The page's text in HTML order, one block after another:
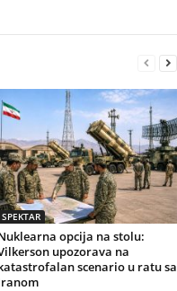
SPEKTAR
opcija na stolu:
upozorava na
scenario u ratu sa